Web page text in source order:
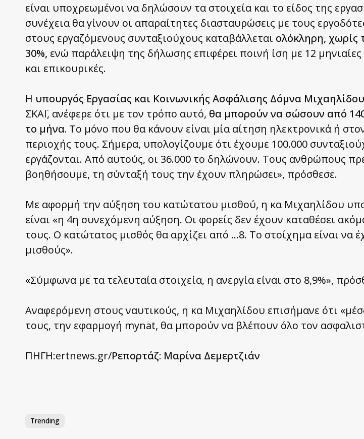
είναι υποχρεωμένοι να δηλώσουν τα στοιχεία και το είδος της
συνέχεια θα γίνουν οι απαραίτητες διασταυρώσεις με τους
στους εργαζόμενους συνταξιούχους καταβάλλεται ολόκληρη, χωρίς
30%, ενώ παράλειψη της δήλωσης επιφέρει ποινή ίση με 12 μηνιαίες
και επικουρικές.
Η υπουργός Εργασίας και Κοινωνικής Ασφάλισης Δόμνα
ΣΚΑΪ, ανέφερε ότι με τον τρόπο αυτό, θα μπορούν να σώσουν από
το μήνα. Το μόνο που θα κάνουν είναι μία αίτηση ηλεκτρονικά ή
περιοχής τους. Σήμερα, υπολογίζουμε ότι έχουμε 100.000
εργάζονται. Από αυτούς, οι 36.000 το δηλώνουν. Τους ανθρώπους
βοηθήσουμε, τη σύνταξή τους την έχουν πληρώσει», πρόσθεσε.
Με αφορμή την αύξηση του κατώτατου μισθού, η κα Μιχαηλίδου
είναι «η 4η συνεχόμενη αύξηση. Οι φορείς δεν έχουν καταθέσει
τους. Ο κατώτατος μισθός θα αρχίζει από …8. Το στοίχημα είναι να
μισθούς».
«Σύμφωνα με τα τελευταία στοιχεία, η ανεργία είναι στο 8,9%»,
Αναφερόμενη στους ναυτικούς, η κα Μιχαηλίδου επισήμανε ότι
τους, την εφαρμογή mynat, θα μπορούν να βλέπουν όλο τον
ΠΗΓΗ:ertnews.gr/Ρεπορτάζ: Μαρίνα Δεμερτζιάν
Trending